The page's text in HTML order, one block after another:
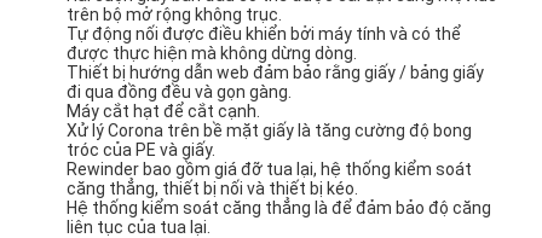
Các sản phẩm
Về chúng tôi
Tham quan nhà máy
Kiểm soát chất lượng
trên bộ mở rộng không trục.
Tự động nối được điều khiển bởi máy tính và có thể
được thực hiện mà không dừng dòng.
Thiết bị hướng dẫn web đảm bảo rằng giấy / bảng giấy
đi qua đồng đều và gọn gàng.
Máy cắt hạt để cắt cạnh.
Xử lý Corona trên bề mặt giấy là tăng cường độ bong
tróc của PE và giấy.
Rewinder bao gồm giá đỡ tua lại, hệ thống kiểm soát
căng thẳng, thiết bị nối và thiết bị kéo.
Hệ thống kiểm soát căng thẳng là để đảm bảo độ căng
liên tục của tua lại.